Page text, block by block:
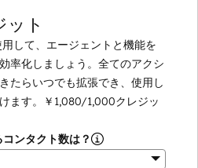
ト
して、エージェントと機能を
率化しましょう。全てのアクシ
たらいつでも拡張でき、使用し
ます。
￥1,080/1,000クレジッ
ンタクト数は？